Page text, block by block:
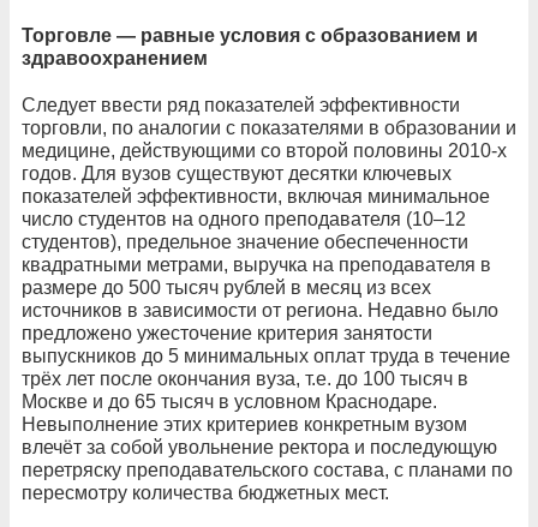
Торговле — равные условия с образованием и
здравоохранением
Следует ввести ряд показателей эффективности
торговли, по аналогии с показателями в образовании и
медицине, действующими со второй половины 2010-х
годов. Для вузов существуют десятки ключевых
показателей эффективности, включая минимальное
число студентов на одного преподавателя (10–12
студентов), предельное значение обеспеченности
квадратными метрами, выручка на преподавателя в
размере до 500 тысяч рублей в месяц из всех
источников в зависимости от региона. Недавно было
предложено ужесточение критерия занятости
выпускников до 5 минимальных оплат труда в течение
трёх лет после окончания вуза, т.е. до 100 тысяч в
Москве и до 65 тысяч в условном Краснодаре.
Невыполнение этих критериев конкретным вузом
влечёт за собой увольнение ректора и последующую
перетряску преподавательского состава, с планами по
пересмотру количества бюджетных мест.